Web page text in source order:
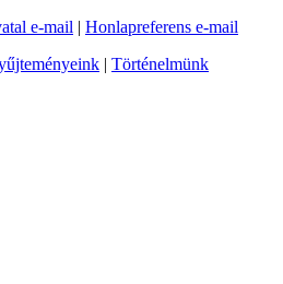
e-mail | Honlapreferens e-mail
| Történelmünk